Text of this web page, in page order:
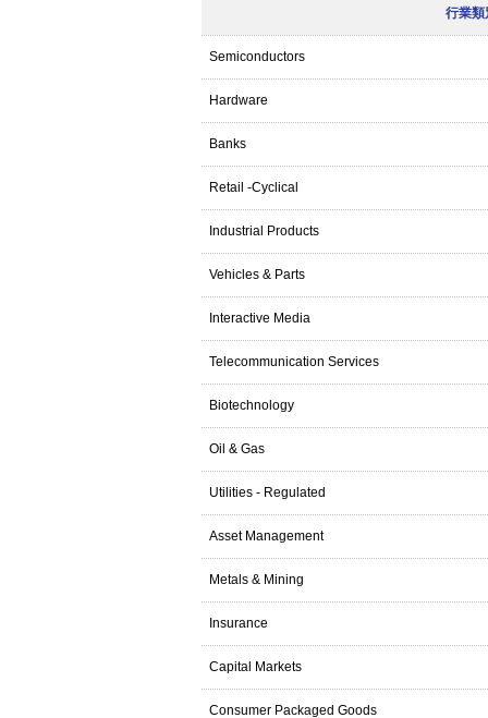
行業類
Semiconductors
Hardware
Banks
Retail -Cyclical
Industrial Products
Vehicles & Parts
Interactive Media
Telecommunication Services
Biotechnology
Oil & Gas
Utilities - Regulated
Asset Management
Metals & Mining
Insurance
Capital Markets
Consumer Packaged Goods